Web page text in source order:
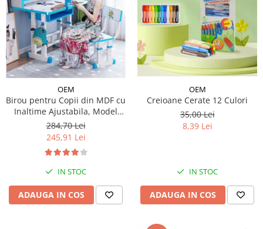
OEM
Birou pentru Copii din MDF cu
Inaltime Ajustabila, Model
Astronaut
284,70 Lei
245,91 Lei
IN STOC
ADAUGA IN COS
OEM
Creioane Cerate 12 Culori
35,00 Lei
8,39 Lei
IN STOC
ADAUGA IN COS